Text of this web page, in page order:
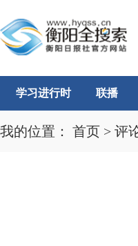
学习进行时 联播
我的位置： 首页 > 评